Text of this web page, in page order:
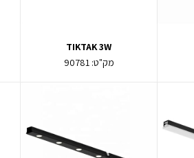
TIKTAK 3W
מק"ט:90781